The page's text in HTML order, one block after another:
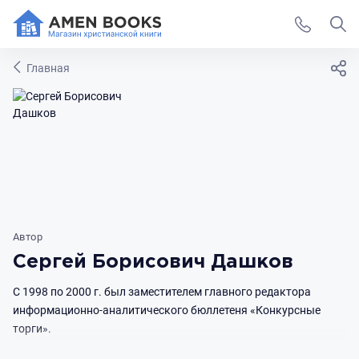
Главная
Автор
Сергей Борисович Дашков
С 1998 по 2000 г. был заместителем главного редактора
информационно-аналитического бюллетеня «Конкурсные
торги».